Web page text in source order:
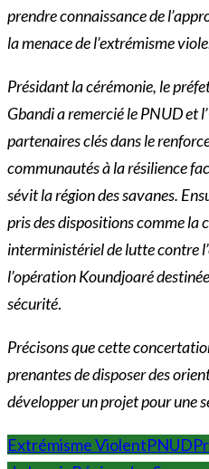
prendre connaissance de
la menace de l’extrémisme
Présidant la cérémonie, le
Gbandi a remercié le PNUD et
partenaires clés dans le
communautés à la résilience
sévit la région des savanes.
pris des dispositions comme la
interministériel de lutte contre
l’opération Koundjoaré
sécurité.
Précisons que cette
prenantes de disposer des
développer un projet pour une
Extrémisme ViolentPNUD